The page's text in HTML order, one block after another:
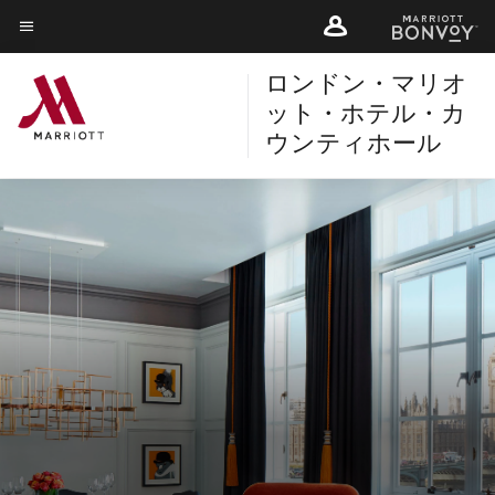
content
Skip
to
main
content
メニューのテキスト
ロンドン・マリオ
ット・ホテル・カ
ウンティホール